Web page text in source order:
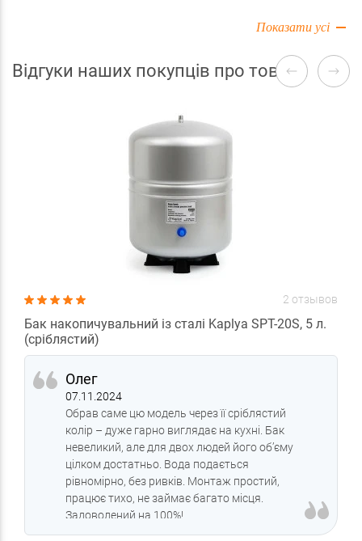
Показати усі
Відгуки наших покупців про товари
2 отзывов
Бак накопичувальний із сталі Kaplya SPT-20S, 5 л.
(сріблястий)
Олег
07.11.2024
Обрав саме цю модель через її сріблястий
колір – дуже гарно виглядає на кухні. Бак
невеликий, але для двох людей його об’єму
цілком достатньо. Вода подається
рівномірно, без ривків. Монтаж простий,
працює тихо, не займає багато місця.
Задоволений на 100%!